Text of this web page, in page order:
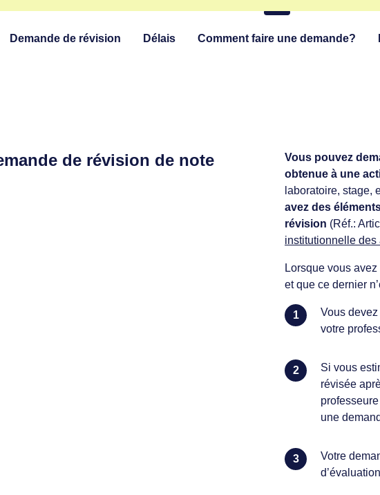
étudiants
Demande de révision Délais Comment faire une demande?
de révision de note
Vous pouvez
obtenue à une
laboratoire, stage,
avez des
révision (Réf.:
institutionnelle
Lorsque vous
et que ce dernier
Vous
votre
Si vous
révisée
une
Votre